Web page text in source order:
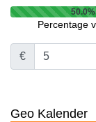
50.0%
Percentage
€
Geo Kalender